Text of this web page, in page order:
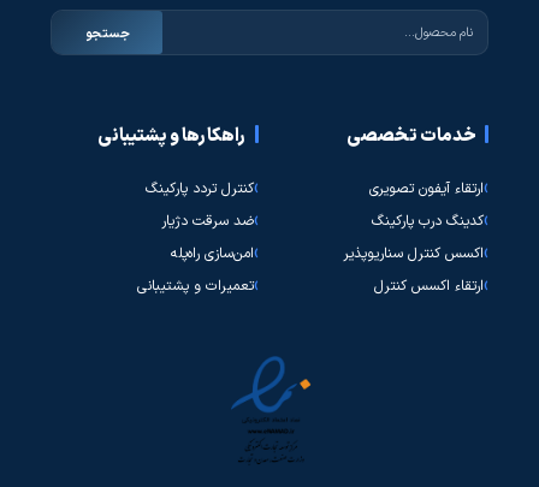
جستجو
خدمات تخصصی
ارتقاء آیفون تصویری
کدینگ درب پارکینگ
اکسس کنترل سناریوپذیر
ارتقاء اکسس کنترل
راهکارها و پشتیبانی
کنترل تردد پارکینگ
ضد سرقت دژیار
امن‌سازی راه‌پله
تعمیرات و پشتیبانی